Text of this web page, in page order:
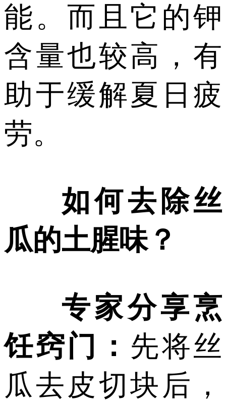
能。而且它的钾
含量也较高，有
助于缓解夏日疲
劳。
如何去除丝
瓜的土腥味？
专家分享烹
饪窍门： 先将丝
瓜去皮切块后，